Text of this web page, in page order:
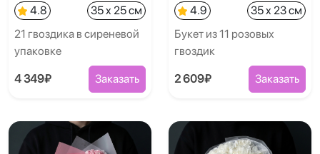
4.8
35 x 25 см
21 гвоздика в сиреневой
упаковке
4 349₽ Заказать
4.9
35 x 23 см
Букет из 11 розовых
гвоздик
2 609₽ Заказать